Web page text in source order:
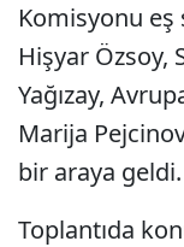
Komisyonu eş
Hişyar Özsoy,
Yağızay,
Marija
bir araya geldi.
Toplantıda